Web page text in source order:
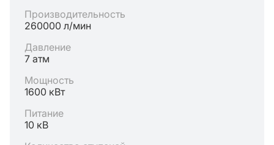
Производительность
260000 л/мин
Давление
7 атм
Мощность
1600 кВт
Питание
10 кВ